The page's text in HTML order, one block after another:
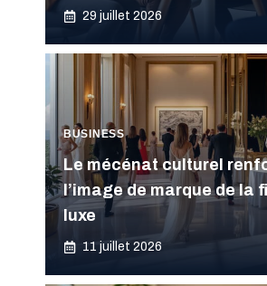
29 juillet 2026
BUSINESS
Le mécénat culturel
l’image de marque de la
luxe
11 juillet 2026